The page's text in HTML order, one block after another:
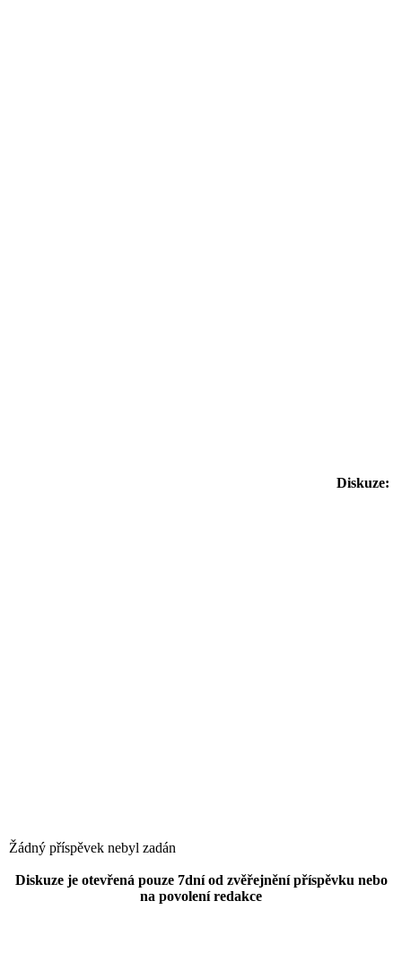
Diskuze:
Žádný příspěvek nebyl zadán
Diskuze je otevřená pouze 7dní od zvěřejnění příspěvku nebo
na povolení redakce